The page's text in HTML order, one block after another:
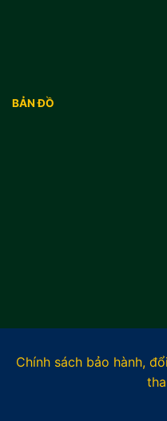
BẢN ĐỒ
Chính sách bảo hành,